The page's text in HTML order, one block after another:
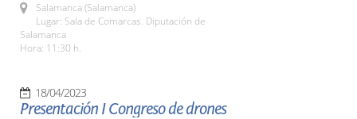
Salamanca (Salamanca)
Lugar: Sala de Comarcas. Diputación de
Salamanca
Hora: 11:30 h.
18/04/2023
Presentación I Congreso de drones